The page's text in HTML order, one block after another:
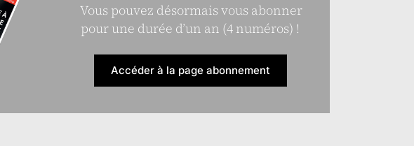
Vous pouvez désormais vous abonner
pour une durée d’un an (4 numéros) !
Accéder à la page abonnement